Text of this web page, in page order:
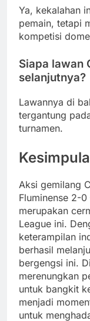
Ya, kekalahan
pemain, tetapi
kompetisi
Siapa lawan
selanjutnya?
Lawannya di
tergantung
turnamen.
Aksi gemilang
Fluminense 2-
merupakan
League ini.
keterampilan
berhasil
bergengsi ini.
merenungkan
untuk bangkit
menjadi
untuk